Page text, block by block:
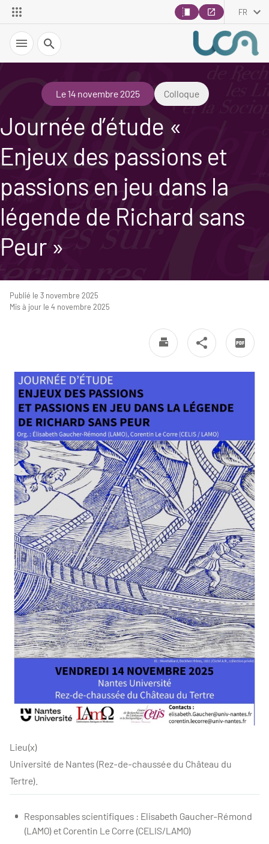
FR
Recherche
Le 14 novembre 2025 Colloque
Journée d’étude «
Enjeux des passions et
passions en jeu dans la
légende de Richard sans
Peur »
Publié le 3 novembre 2025
Mis à jour le 4 novembre 2025
Lieu(x)
Université de Nantes (Rez-de-chaussée du Château du
Tertre).
Responsables scientifiques : Elisabeth Gaucher-Rémond
(LAMO) et Corentin Le Corre (CELIS/LAMO)